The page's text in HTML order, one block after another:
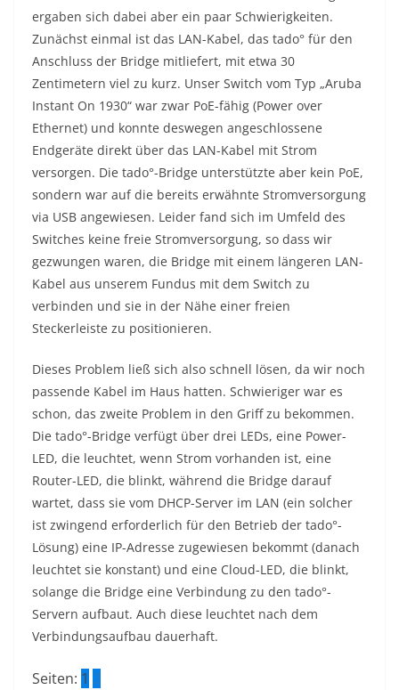
ergaben sich dabei aber ein paar Schwierigkeiten.
Zunächst einmal ist das LAN-Kabel, das tado° für den
Anschluss der Bridge mitliefert, mit etwa 30
Zentimetern viel zu kurz. Unser Switch vom Typ „Aruba
Instant On 1930“ war zwar PoE-fähig (Power over
Ethernet) und konnte deswegen angeschlossene
Endgeräte direkt über das LAN-Kabel mit Strom
versorgen. Die tado°-Bridge unterstützte aber kein PoE,
sondern war auf die bereits erwähnte Stromversorgung
via USB angewiesen. Leider fand sich im Umfeld des
Switches keine freie Stromversorgung, so dass wir
gezwungen waren, die Bridge mit einem längeren LAN-
Kabel aus unserem Fundus mit dem Switch zu
verbinden und sie in der Nähe einer freien
Steckerleiste zu positionieren.
Dieses Problem ließ sich also schnell lösen, da wir noch
passende Kabel im Haus hatten. Schwieriger war es
schon, das zweite Problem in den Griff zu bekommen.
Die tado°-Bridge verfügt über drei LEDs, eine Power-
LED, die leuchtet, wenn Strom vorhanden ist, eine
Router-LED, die blinkt, während die Bridge darauf
wartet, dass sie vom DHCP-Server im LAN (ein solcher
ist zwingend erforderlich für den Betrieb der tado°-
Lösung) eine IP-Adresse zugewiesen bekommt (danach
leuchtet sie konstant) und eine Cloud-LED, die blinkt,
solange die Bridge eine Verbindung zu den tado°-
Servern aufbaut. Auch diese leuchtet nach dem
Verbindungsaufbau dauerhaft.
Seiten: 1 2